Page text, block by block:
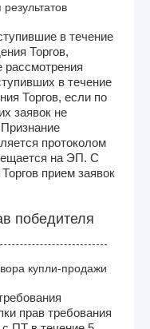
в течение
Торгов,
рассмотрения
в течение
Торгов, если по
заявок не
протоколом
на ЭП. С
прием заявок
победителя
купли-продажи
прав требования